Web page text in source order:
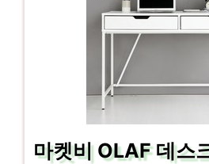
마켓비 OLAF 데스